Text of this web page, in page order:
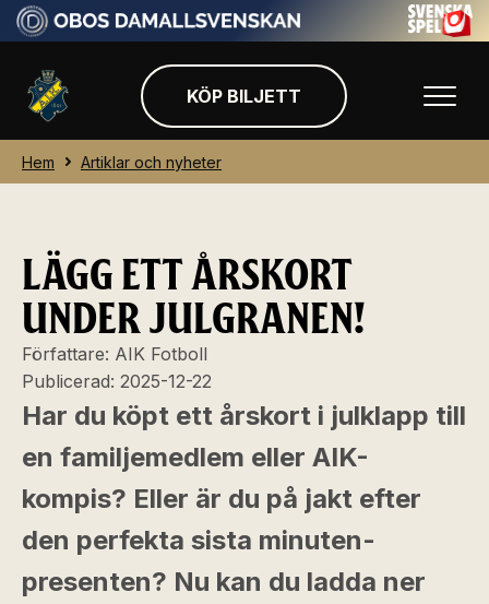
KÖP BILJETT
Hem Artiklar och nyheter
LÄGG ETT ÅRSKORT
UNDER JULGRANEN!
Författare: AIK Fotboll
Publicerad: 2025-12-22
Har du köpt ett årskort i julklapp till
en familjemedlem eller AIK-
kompis? Eller är du på jakt efter
den perfekta sista minuten-
presenten? Nu kan du ladda ner